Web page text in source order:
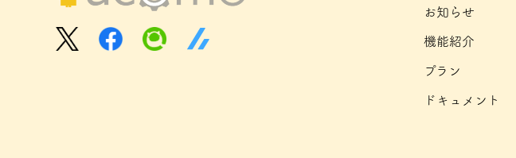
お知らせ
機能紹介
プラン
ドキュメント